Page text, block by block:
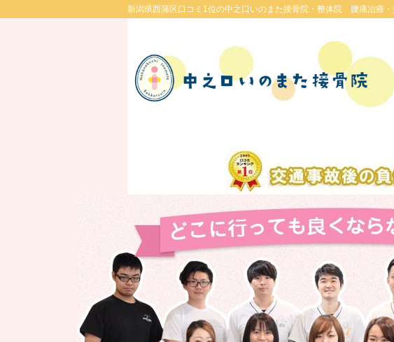
新潟県西蒲区口コミ1位の中之口いのまた接骨院・整体院 腰痛治療